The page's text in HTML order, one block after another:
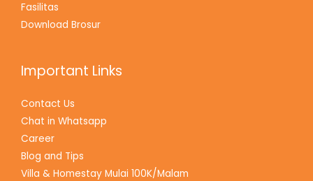
Fasilitas
Download Brosur
Important Links
Contact Us
Chat in Whatsapp
Career
Blog and Tips
Villa & Homestay Mulai 100K/Malam